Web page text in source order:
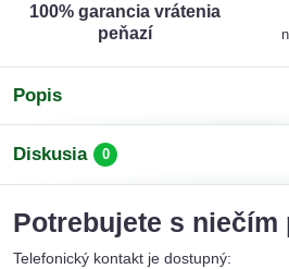
100% garancia vrátenia
peňazí
Popis
Diskusia 0
Potrebujete s niečím
Telefonický kontakt je dostupný: